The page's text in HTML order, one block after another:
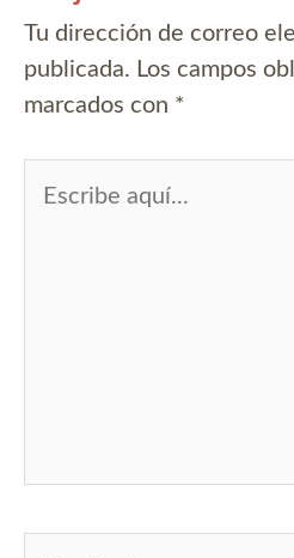
Tu dirección de correo
publicada. Los campos
marcados con *
aquí...